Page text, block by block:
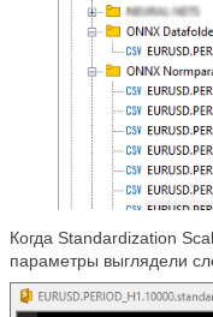
Когда Standardization
параметры выглядели